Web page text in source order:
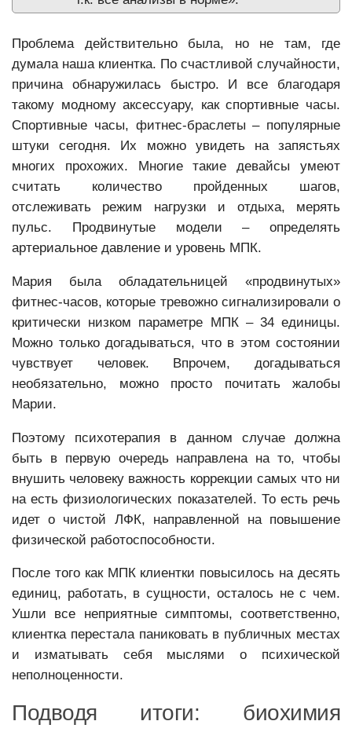
Проблема действительно была, но не там, где
думала наша клиентка. По счастливой случайности,
причина обнаружилась быстро. И все благодаря
такому модному аксессуару, как спортивные часы.
Спортивные часы, фитнес-браслеты – популярные
штуки сегодня. Их можно увидеть на запястьях
многих прохожих. Многие такие девайсы умеют
считать количество пройденных шагов,
отслеживать режим нагрузки и отдыха, мерять
пульс. Продвинутые модели – определять
артериальное давление и уровень МПК.
Мария была обладательницей «продвинутых»
фитнес-часов, которые тревожно сигнализировали о
критически низком параметре МПК – 34 единицы.
Можно только догадываться, что в этом состоянии
чувствует человек. Впрочем, догадываться
необязательно, можно просто почитать жалобы
Марии.
Поэтому психотерапия в данном случае должна
быть в первую очередь направлена на то, чтобы
внушить человеку важность коррекции самых что ни
на есть физиологических показателей. То есть речь
идет о чистой ЛФК, направленной на повышение
физической работоспособности.
После того как МПК клиентки повысилось на десять
единиц, работать, в сущности, осталось не с чем.
Ушли все неприятные симптомы, соответственно,
клиентка перестала паниковать в публичных местах
и изматывать себя мыслями о психической
неполноценности.
Подводя итоги: биохимия